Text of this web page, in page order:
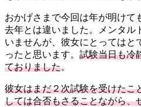
おかげさまで今回は年が明けて
去年とは違いました。メンタル
いませんが、彼女にとってはと
ったと思います。 試験当日も冷
ておりました。
彼女はまだ２次試験を受けたこ
しては合否もさることながら、